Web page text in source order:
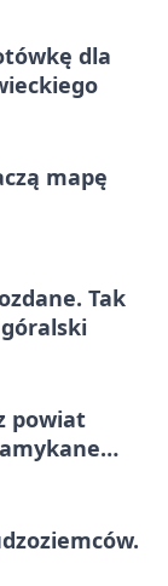
dla
mapę
Tak
powiat